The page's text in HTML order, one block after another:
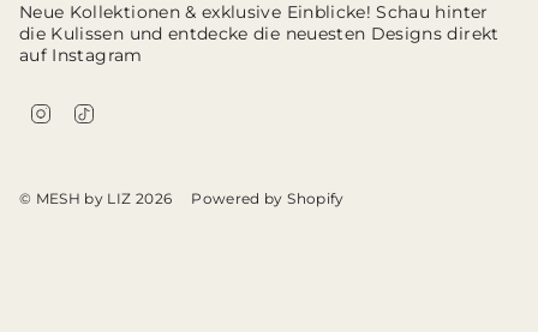
Neue Kollektionen & exklusive Einblicke! Schau hinter
die Kulissen und entdecke die neuesten Designs direkt
auf Instagram
g
k
© MESH by LIZ 2026 Powered by Shopify